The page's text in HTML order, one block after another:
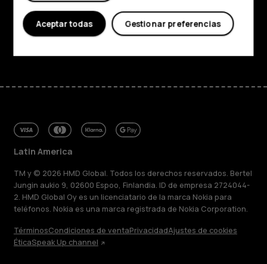
Soporte
FacebookInstagram
Tiktok YoutubeLinkedinDiscord
Latin America
TM y © 2026 HMD Global. Todos los derechos reservados. Bertel
Jungin aukio 9, 02600 Espoo, Finlandia. ID de empresa 2724044-
2. HMD Global Oy es un licenciatario de la marca Nokia para
teléfonos. Nokia es una marca registrada de Nokia Corporation.
TérminosCondiciones de ventaPrivacidadAjustes de cookies
ÉticaSpeak Up channel
Gestionar preferencias
Aceptar todas